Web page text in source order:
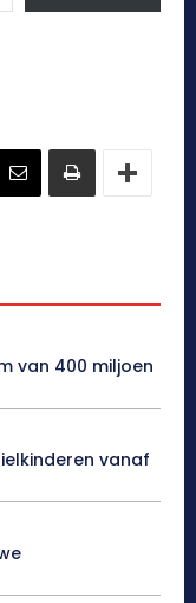
van 400 miljoen
vanaf